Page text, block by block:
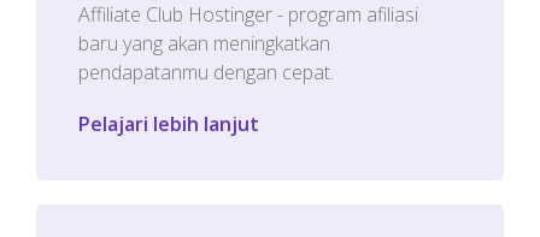
Affiliate Club Hostinger - program afiliasi
baru yang akan meningkatkan
pendapatanmu dengan cepat.
Pelajari lebih lanjut